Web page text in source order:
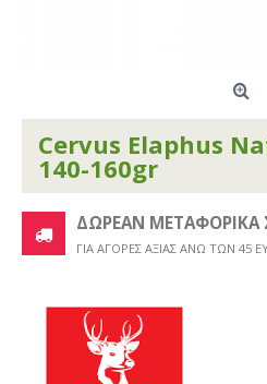
Cervus Elaphus
140-160gr
ΔΩΡΕΑΝ ΜΕΤΑΦΟΡΙΚΑ
ΓΙΑ ΑΓΟΡΕΣ ΑΞΙΑΣ ΑΝΩ ΤΩΝ 45